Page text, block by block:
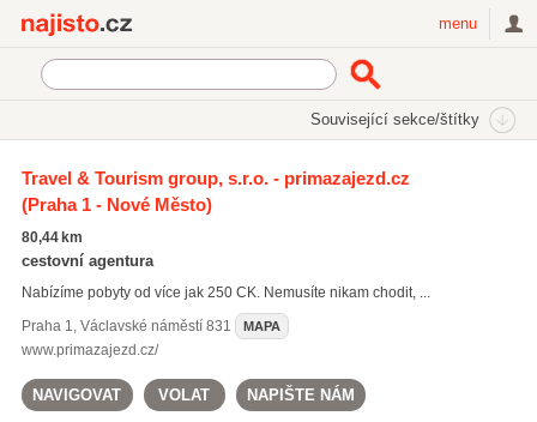
menu
Související sekce/štítky
Ubytování (11044)
Regionální informace
Cestovní kanceláře a agentury
Všechny související sekce
Travel & Tourism group, s.r.o. - primazajezd.cz
(Praha 1 - Nové Město)
80,44 km
cestovní agentura
Nabízíme pobyty od více jak 250 CK. Nemusíte nikam chodit, ...
Praha 1, Václavské náměstí 831 MAPA
www.primazajezd.cz/
NAVIGOVAT VOLAT NAPIŠTE NÁM